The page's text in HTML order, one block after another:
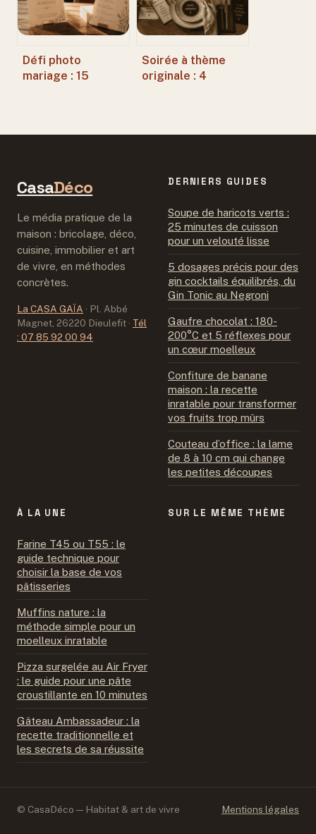
Défi photo
mariage : 15
allez manquer
Soirée à thème
originale : 4
esprits sans se
CasaDéco
Le média pratique de la
maison : bricolage, déco,
cuisine, immobilier et art
de vivre, en méthodes
concrètes.
La CASA GAÏA · Pl. Abbé
Magnet, 26220 Dieulefit · Tél
: 07 85 92 00 94
DERNIERS GUIDES
Soupe de haricots verts :
25 minutes de cuisson
pour un velouté lisse
5 dosages précis pour des
gin cocktails équilibrés, du
Gin Tonic au Negroni
Gaufre chocolat : 180-
200°C et 5 réflexes pour
un cœur moelleux
Confiture de banane
maison : la recette
inratable pour transformer
vos fruits trop mûrs
Couteau d’office : la lame
de 8 à 10 cm qui change
les petites découpes
À LA UNE
Farine T45 ou T55 : le
guide technique pour
choisir la base de vos
pâtisseries
Muffins nature : la
méthode simple pour un
moelleux inratable
Pizza surgelée au Air Fryer
: le guide pour une pâte
croustillante en 10 minutes
Gâteau Ambassadeur : la
recette traditionnelle et
les secrets de sa réussite
SUR LE MÊME THÈME
© CasaDéco — Habitat & art de vivre Mentions légales